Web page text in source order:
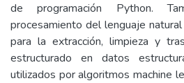
de programación Python.
procesamiento del lenguaje
para la extracción, limpieza y
estructurado en datos
utilizados por algoritmos machine